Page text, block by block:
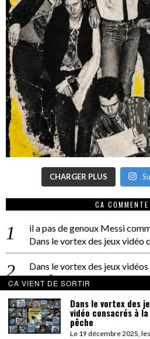
CHARGER PLUS
CA COMMENTE
il a pas de genoux Messi
Dans le vortex des jeux vidéo
Dans le vortex des jeux
PACÔME THIELLEMENT
La séance d’Hip Gnose
La Patrie
dans
On a parlé Dolce Vita et lutte
CA VIENT DE SORTIR
Dans le vortex des
vidéo consacrés à la
pêche
Le 19 décembre 2025, les